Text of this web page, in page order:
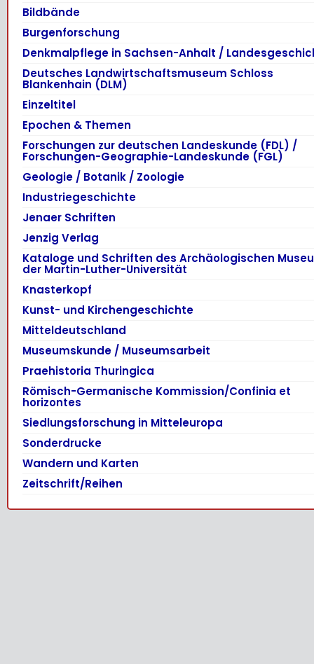
Bildbände
Burgenforschung
Denkmalpflege in Sachsen-Anhalt /
Deutsches Landwirtschaftsmuseum Schloss
Blankenhain (DLM)
Einzeltitel
Epochen & Themen
Forschungen zur deutschen Landeskunde (FDL) /
Forschungen-Geographie-Landeskunde (FGL)
Geologie / Botanik / Zoologie
Industriegeschichte
Jenaer Schriften
Jenzig Verlag
Kataloge und Schriften des Archäologischen
der Martin-Luther-Universität
Knasterkopf
Kunst- und Kirchengeschichte
Mitteldeutschland
Museumskunde / Museumsarbeit
Praehistoria Thuringica
Römisch-Germanische Kommission/Confinia et
horizontes
Siedlungsforschung in Mitteleuropa
Sonderdrucke
Wandern und Karten
Zeitschrift/Reihen